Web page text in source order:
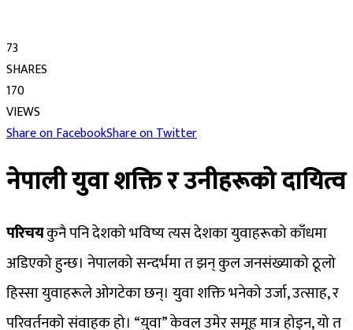
73
SHARES
170
VIEWS
Share on FacebookShare on Twitter
नेपाली युवा शक्ति र उनीहरूको दायित्व
परिचयकुनै पनि देशको भविष्य त्यस देशका युवाहरूको काँधमा
अडिएको हुन्छ। नेपालको सन्दर्भमा त झन् कुल जनसंख्याको ठूलो
हिस्सा युवाहरूले ओगटेका छन्। युवा शक्ति भनेको उर्जा, उत्साह, र
परिवर्तनको संवाहक हो। “युवा” केवल उमेर समूह मात्र होइन, यो त